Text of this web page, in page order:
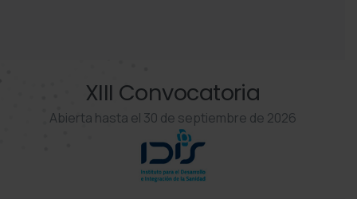
XIII Convocatoria
Abierta hasta el 30 de septiembre de 2026